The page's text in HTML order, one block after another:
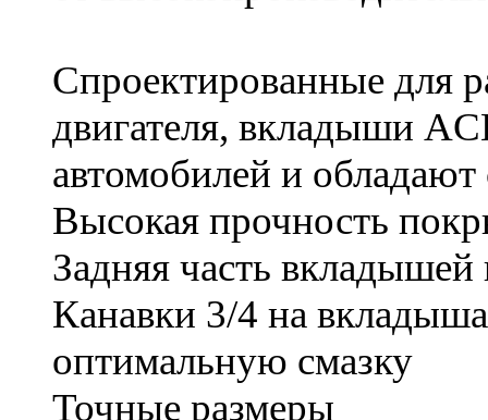
Спроектированные для
двигателя, вкладыши
автомобилей и
Высокая прочность
Задняя часть вкладышей
Канавки 3/4 на
оптимальную смазку
Точные размеры